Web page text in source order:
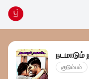
நடமாடும்
குடும்பம்